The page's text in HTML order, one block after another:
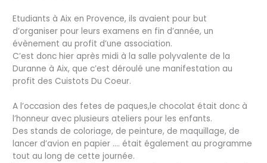
Etudiants à Aix en Provence, ils avaient pour but
d’organiser pour leurs examens en fin d’année, un
évènement au profit d’une association.
C’est donc hier après midi à la salle polyvalente de la
Duranne à Aix, que c’est déroulé une manifestation au
profit des Cuistots Du Coeur.
A l’occasion des fetes de paques,le chocolat était donc à
l’honneur avec plusieurs ateliers pour les enfants.
Des stands de coloriage, de peinture, de maquillage, de
lancer d’avion en papier …. était également au programme
tout au long de cette journée.